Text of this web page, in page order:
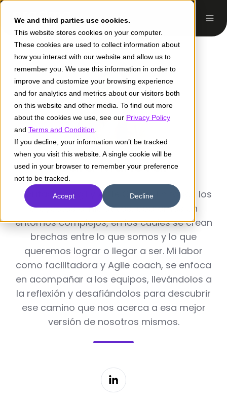
We and third parties use cookies.
This website stores cookies on your computer.
These cookies are used to collect information about
how you interact with our website and allow us to
remember you. We use this information in order to
improve and customize your browsing experience
and for analytics and metrics about our visitors both
on this website and other media. To find out more
about the cookies we use, see our Privacy Policy
and Terms and Condition
If you decline, your information won’t be tracked
when you visit this website. A single cookie will be
used in your browser to remember your preference
not to be tracked.
Accept Decline
Sara Munevar
Facilitadora Ágil y Agile Coach. En todos los
proyectos e iniciativas, operamos en
entornos complejos, en los cuales se crean
brechas entre lo que somos y lo que
queremos lograr o llegar a ser. Mi labor
como facilitadora y Agile coach, se enfoca
en acompañar a los equipos, llevándolos a
la reflexión y desafiándolos para descubrir
ese camino que nos acerca a esa mejor
versión de nosotros mismos.